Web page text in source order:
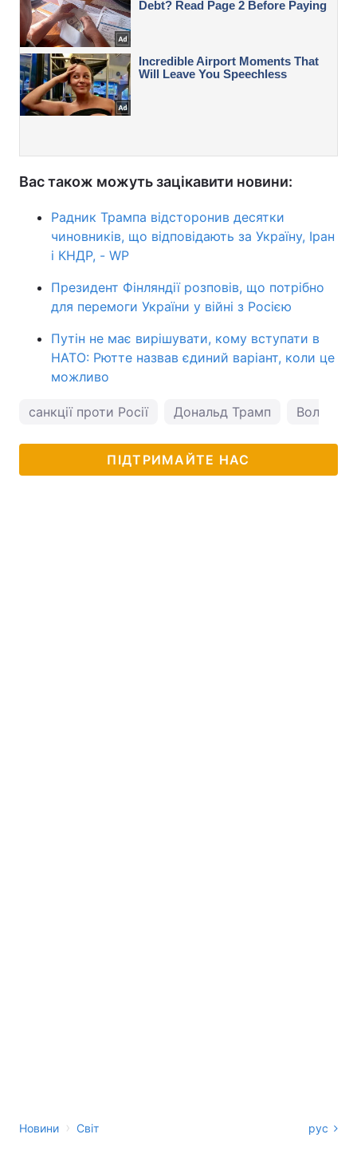
Вас також можуть зацікавити новини:
Радник Трампа відсторонив десятки
чиновників, що відповідають за Україну, Іран
і КНДР, - WP
Президент Фінляндії розповів, що потрібно
для перемоги України у війні з Росією
Путін не має вирішувати, кому вступати в
НАТО: Рютте назвав єдиний варіант, коли це
можливо
санкції проти Росії Дональд Трамп
ПІДТРИМАЙТЕ НАС
Новини › Світ рус